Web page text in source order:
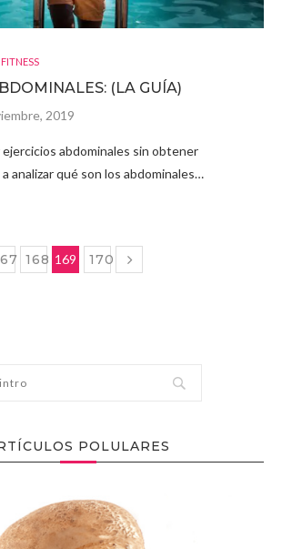
FITNESS
(LA GUÍA)
2019
ejercicios abdominales sin obtener
analizar qué son los abdominales…
168 169 170
POLULARES